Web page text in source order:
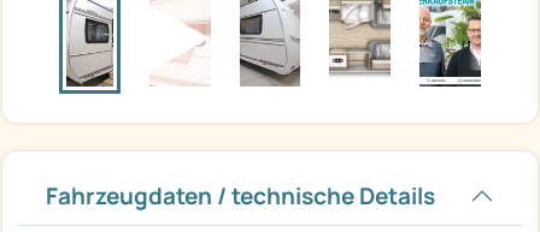
Fahrzeugdaten / technische Details